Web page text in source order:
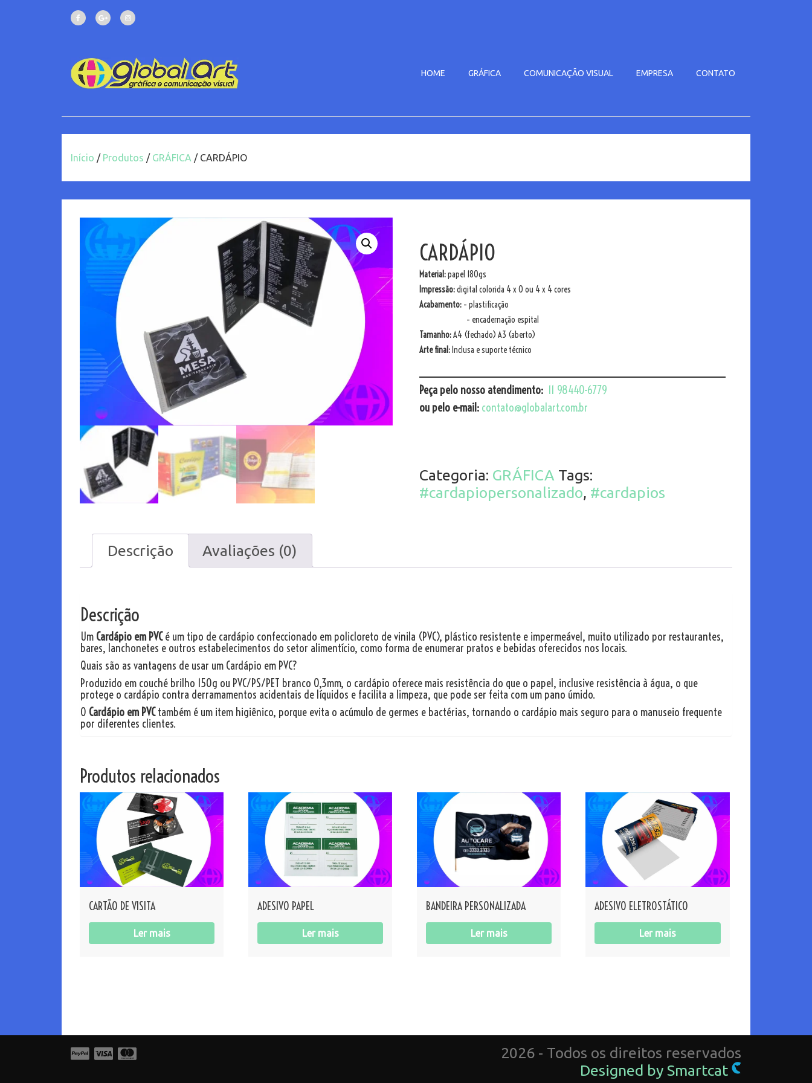
HOME GRÁFICA COMUNICAÇÃO VISUAL EMPRESA CONTATO
Início / Produtos / GRÁFICA / CARDÁPIO
CARDÁPIO
Material:papel 180gs
Impressão:digital colorida 4 x 0 ou 4 x 4 cores
Acabamento:– plastificação
– encadernação espital
Tamanho:A4 (fechado) A3 (aberto)
Arte final: Inclusa e suporte técnico
Peça pelo nosso atendimento: 11 98440-6779
ou pelo e-mail: contato@globalart.com.br
Categoria: GRÁFICA Tags:
#cardapiopersonalizado, #cardapios
Descrição Avaliações (0)
Descrição
Um Cardápio em PVCé um tipo de cardápio confeccionado em policloreto de vinila (PVC), plástico resistente e impermeável, muito utilizado por restaurantes,
bares, lanchonetes e outros estabelecimentos do setor alimentício, como forma de enumerar pratos e bebidas oferecidos nos locais.
Quais são as vantagens de usar um Cardápio em PVC?
Produzido em couché brilho 150g ou PVC/PS/PET branco 0,3mm, o cardápio oferece mais resistência do que o papel, inclusive resistência à água, o que
protege o cardápio contra derramamentos acidentais de líquidos e facilita a limpeza, que pode ser feita com um pano úmido.
O Cardápio em PVCtambém é um item higiênico, porque evita o acúmulo de germes e bactérias, tornando o cardápio mais seguro para o manuseio frequente
por diferentes clientes.
Produtos relacionados
CARTÃO DE VISITA
Ler mais
ADESIVO PAPEL
Ler mais
BANDEIRA PERSONALIZADA
Ler mais
ADESIVO ELETROSTÁTICO
Ler mais
2026 - Todos os direitos reservados
Designed by Smartcat